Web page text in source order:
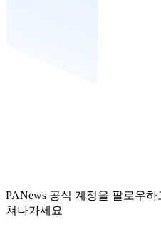
PANews 공식 계정을 팔로우
쳐나가세요